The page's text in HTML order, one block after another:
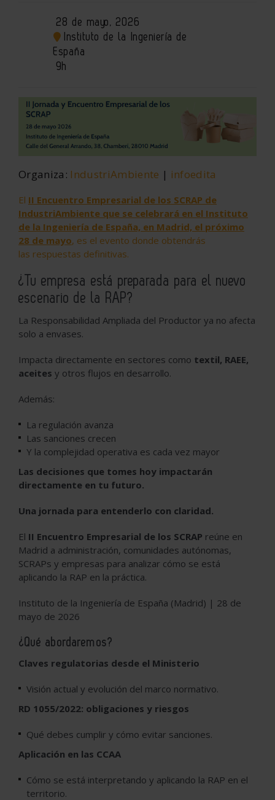
28 de mayo, 2026
Instituto de la Ingeniería de
España
9h
Organiza: IndustriAmbiente | infoedita
El II Encuentro Empresarial de los SCRAP de
IndustriAmbiente que se celebrará en el Instituto
de la Ingeniería de España, en Madrid, el próximo
28 de mayo, es el evento donde obtendrás
las respuestas definitivas.
¿Tu empresa está preparada para el nuevo
escenario de la RAP?
La Responsabilidad Ampliada del Productor ya no afecta
solo a envases.
Impacta directamente en sectores como textil, RAEE,
aceites y otros flujos en desarrollo.
Además:
La regulación avanza
Las sanciones crecen
Y la complejidad operativa es cada vez mayor
Las decisiones que tomes hoy impactarán
directamente en tu futuro.
Una jornada para entenderlo con claridad.
El II Encuentro Empresarial de los SCRAP reúne en
Madrid a administración, comunidades autónomas,
SCRAPs y empresas para analizar cómo se está
aplicando la RAP en la práctica.
Instituto de la Ingeniería de España (Madrid) | 28 de
mayo de 2026
¿Qué abordaremos?
Claves regulatorias desde el Ministerio
Visión actual y evolución del marco normativo.
RD 1055/2022: obligaciones y riesgos
Qué debes cumplir y cómo evitar sanciones.
Aplicación en las CCAA
Cómo se está interpretando y aplicando la RAP en el
territorio.